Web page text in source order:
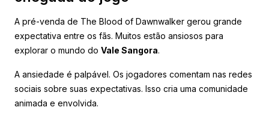
A pré-venda de The Blood of Dawnwalker gerou grande
expectativa entre os fãs. Muitos estão ansiosos para
explorar o mundo do Vale Sangora.
A ansiedade é palpável. Os jogadores comentam nas redes
sociais sobre suas expectativas. Isso cria uma comunidade
animada e envolvida.